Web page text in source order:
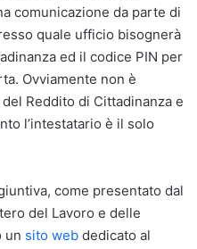
comunicazione da parte di
quale ufficio bisognerà
ed il codice PIN per
Ovviamente non è
Reddito di Cittadinanza e
l’intestatario è il solo
come presentato dal
del Lavoro e delle
un sito web dedicato al